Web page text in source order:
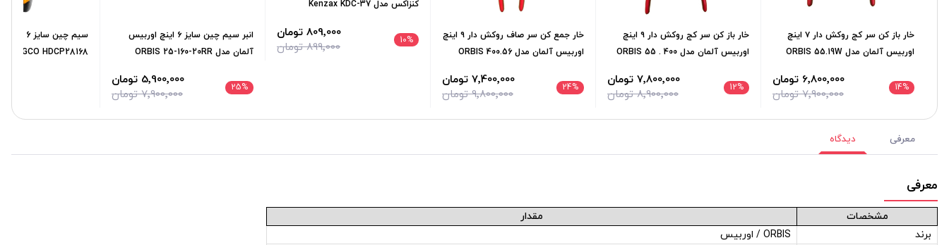
خار باز کن سر کج روکش دار ۷ اینچ
اوربیس آلمان مدل ORBIS 55.19W
14% 7٬900٬000 تومان
6٬800٬000 تومان
خار باز کن سر کج روکش دار ۹ اینچ
اوربیس آلمان مدل 400 . 55 ORBIS
12% 8٬900٬000 تومان
7٬800٬000 تومان
خار جمع کن سر صاف روکش دار ۹ اینچ
اوربیس آلمان مدل 400.56 ORBIS
24% 9٬800٬000 تومان
7٬400٬000 تومان
کنزاکس مدل Kenzax KDC-37
10% 899٬000 تومان
809٬000 تومان
انبر سیم چین سایز ۶ اینچ اوربیس
آلمان مدل ORBIS 25-160-20RR
25% 7٬900٬000 تومان
5٬900٬000 تومان
INGCO HDCP28168
معرفی دیدگاه
معرفی
مشخصات
مقدار
برند
ORBIS / اوربیس